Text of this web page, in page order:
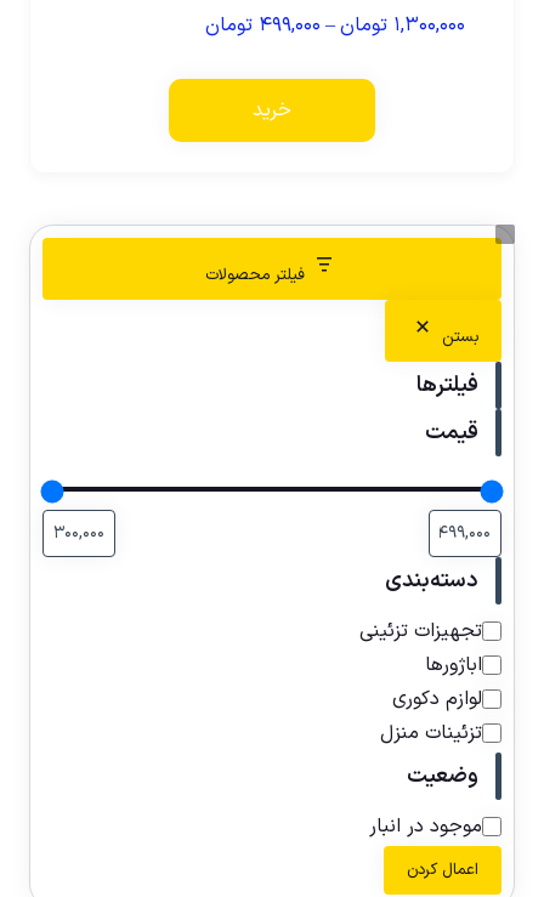
۱,۳۰۰,۰۰۰ تومان– ۴۹۹,۰۰۰ تومان
خرید
فیلتر محصولات
بستن
فیلترها
قیمت
دسته‌بندی
تجهیزات تزئینی
اباژورها
لوازم دکوری
تزئینات منزل
وضعیت
موجود در انبار
اعمال کردن